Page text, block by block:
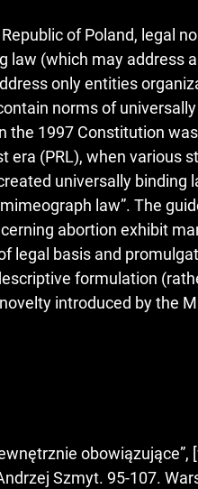
of Poland, legal
law (which may address
only entities
norms of
the 1997 Constitution
(PRL), when various
universally binding
law”. The
abortion exhibit
legal basis and
formulation
introduced by the
obowiązujące”,
Szmyt. 95-107.